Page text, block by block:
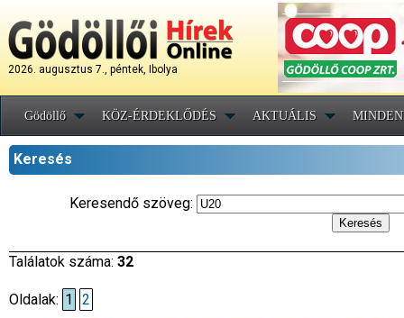
2026. augusztus 7., péntek, Ibolya
Gödöllő KÖZ-ÉRDEKLŐDÉS AKTUÁLIS
Keresés
Keresendő szöveg:
Találatok száma: 32
Oldalak: 1
2